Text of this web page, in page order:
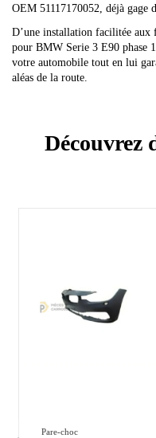
OEM 51117170052, déjà gage
D’une installation facilitée aux
pour BMW Serie 3 E90 phase
votre automobile tout en lui
aléas de la route.
Découvrez
Pare-choc